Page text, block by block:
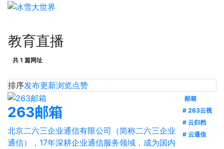
教育直播
共 1 篇网址
排序发布更新浏览点赞
263邮箱
北京二六三企业通信有限公司（简称二六三企业
通信），17年深耕企业通信服务领域，成为国内
邮箱
# 263云视
# 云归档
# 云通信